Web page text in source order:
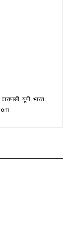
वाराणसी, यूपी, भारत.